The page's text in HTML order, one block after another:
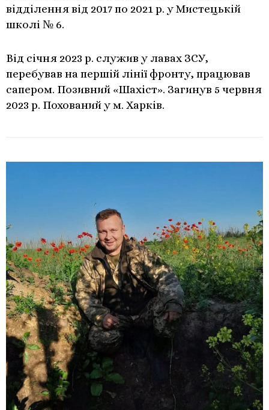
відділення від 2017 по 2021 р. у Мистецькій
школі № 6.
Від січня 2023 р. служив у лавах ЗСУ,
перебував на першій лінії фронту, працював
сапером. Позивний «Шахіст». Загинув 5 червня
2023 р. Похований у м. Харків.